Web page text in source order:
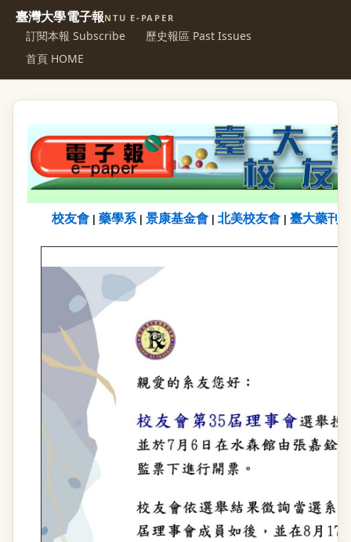
臺灣大學電子報NTU E-PAPER
訂閱本報 Subscribe
歷史報區 Past Issues
首頁 HOME
校友會 藥學系| 景康基金會 北美校友會 臺大藥刊